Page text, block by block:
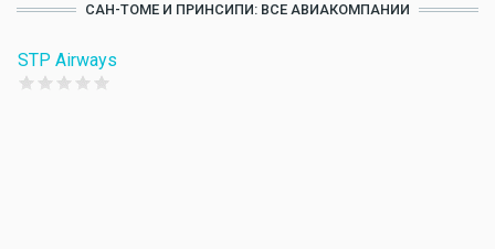
САН-ТОМЕ И ПРИНСИПИ: ВСЕ АВИАКОМПАНИИ
STP Airways